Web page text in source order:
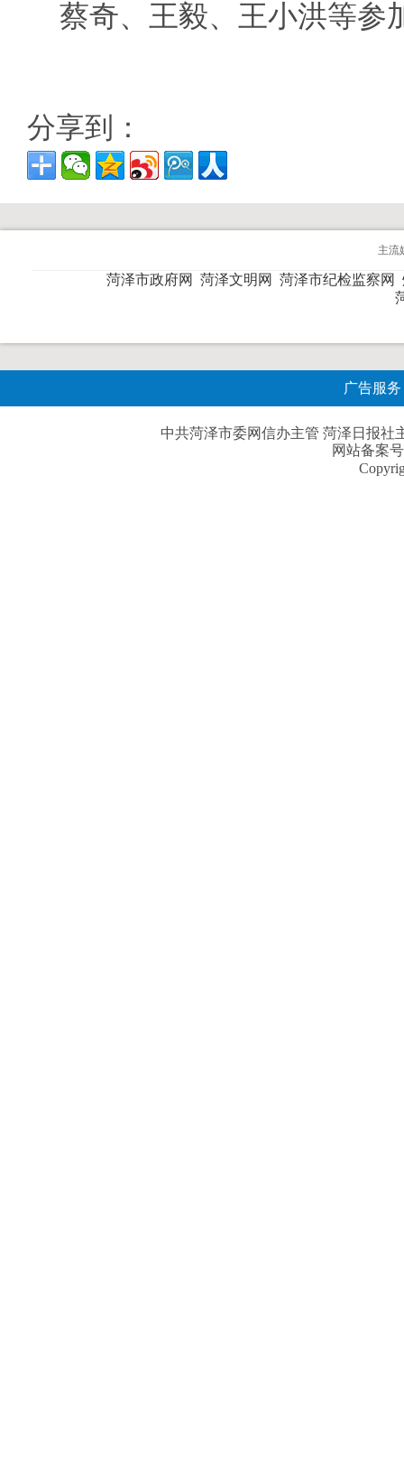
蔡奇、王毅、王小洪等参
分享到：
主流
菏泽市政府网 菏泽文明网 菏泽市纪检监察网
广告服务
中共菏泽市委网信办主管 菏泽日报社
网站备案